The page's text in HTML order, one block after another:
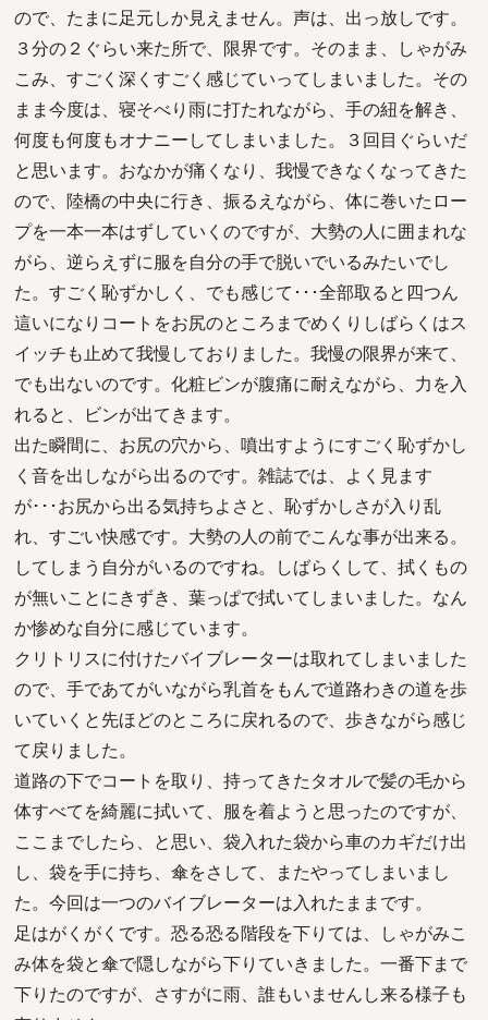
ので、たまに足元しか見えません。声は、出っ放しです。
３分の２ぐらい来た所で、限界です。そのまま、しゃがみ
こみ、すごく深くすごく感じていってしまいました。その
まま今度は、寝そべり雨に打たれながら、手の紐を解き、
何度も何度もオナニーしてしまいました。３回目ぐらいだ
と思います。おなかが痛くなり、我慢できなくなってきた
ので、陸橋の中央に行き、振るえながら、体に巻いたロー
プを一本一本はずしていくのですが、大勢の人に囲まれな
がら、逆らえずに服を自分の手で脱いでいるみたいでし
た。すごく恥ずかしく、でも感じて･･･全部取ると四つん
這いになりコートをお尻のところまでめくりしばらくはス
イッチも止めて我慢しておりました。我慢の限界が来て、
でも出ないのです。化粧ビンが腹痛に耐えながら、力を入
れると、ビンが出てきます。
出た瞬間に、お尻の穴から、噴出すようにすごく恥ずかし
く音を出しながら出るのです。雑誌では、よく見ます
が･･･お尻から出る気持ちよさと、恥ずかしさが入り乱
れ、すごい快感です。大勢の人の前でこんな事が出来る。
してしまう自分がいるのですね。しばらくして、拭くもの
が無いことにきずき、葉っぱで拭いてしまいました。なん
か惨めな自分に感じています。
クリトリスに付けたバイブレーターは取れてしまいました
ので、手であてがいながら乳首をもんで道路わきの道を歩
いていくと先ほどのところに戻れるので、歩きながら感じ
て戻りました。
道路の下でコートを取り、持ってきたタオルで髪の毛から
体すべてを綺麗に拭いて、服を着ようと思ったのですが、
ここまでしたら、と思い、袋入れた袋から車のカギだけ出
し、袋を手に持ち、傘をさして、またやってしまいまし
た。今回は一つのバイブレーターは入れたままです。
足はがくがくです。恐る恐る階段を下りては、しゃがみこ
み体を袋と傘で隠しながら下りていきました。一番下まで
下りたのですが、さすがに雨、誰もいませんし来る様子も